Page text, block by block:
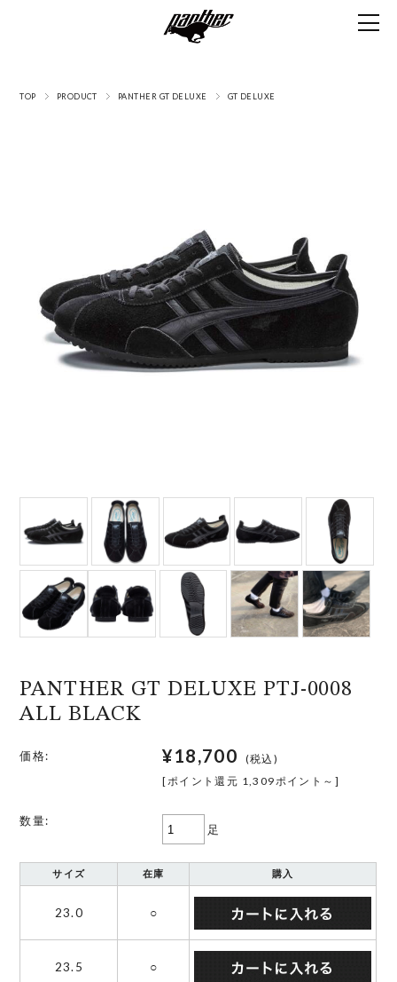
TOP PRODUCT PANTHER GT DELUXE GT DELUXE
PANTHER GT DELUXE PTJ-0008
ALL BLACK
価格: ¥18,700
(税込)
[ポイント還元 1,309ポイント～]
数量:
足
サイズ 在庫 購入
23.0 ○
23.5 ○